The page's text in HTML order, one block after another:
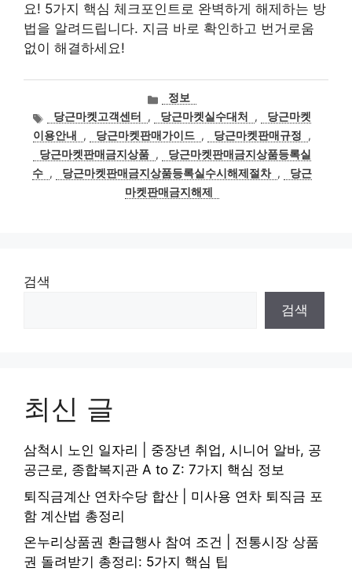
요! 5가지 핵심 체크포인트로 완벽하게 해제하는 방
법을 알려드립니다. 지금 바로 확인하고 번거로움
없이 해결하세요!
카
테
고
리
정보
태
그
당근마켓고객센터 , 당근마켓실수대처 ,
당근마켓
이용안내
, 당근마켓판매가이드 , 당근마켓판매규정
,
당근마켓판매금지상품 ,
당근마켓판매금지상품등록실
수 , 당근마켓판매금지상품등록실수시해제절차 ,
당근
마켓판매금지해제
검색
검색
최신 글
삼척시 노인 일자리 | 중장년 취업, 시니어 알바, 공
공근로, 종합복지관 A to Z: 7가지 핵심 정보
퇴직금계산 연차수당 합산 | 미사용 연차 퇴직금 포
함 계산법 총정리
온누리상품권 환급행사 참여 조건 | 전통시장 상품
권 돌려받기 총정리: 5가지 핵심 팁